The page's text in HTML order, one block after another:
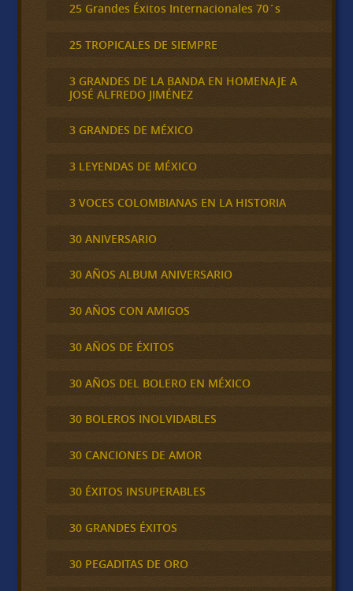
25 Grandes Éxitos Internacionales 70´s
25 TROPICALES DE SIEMPRE
3 GRANDES DE LA BANDA EN HOMENAJE A
JOSÉ ALFREDO JIMÉNEZ
3 GRANDES DE MÉXICO
3 LEYENDAS DE MÉXICO
3 VOCES COLOMBIANAS EN LA HISTORIA
30 ANIVERSARIO
30 AÑOS ALBUM ANIVERSARIO
30 AÑOS CON AMIGOS
30 AÑOS DE ÉXITOS
30 AÑOS DEL BOLERO EN MÉXICO
30 BOLEROS INOLVIDABLES
30 CANCIONES DE AMOR
30 ÉXITOS INSUPERABLES
30 GRANDES ÉXITOS
30 PEGADITAS DE ORO